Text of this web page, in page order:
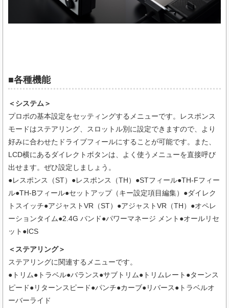
■各種機能
＜システム＞
プロポの基本設定をセッティングするメニューです。レスポンス
モードはステアリング、スロットル別に設定できますので、より
好みに合わせたドライブフィールにすることが可能です。また、
LCD横にあるダイレクトボタンは、よく使うメニューを直接呼び
出せます。ぜひ設定しましょう。
●レスポンス（ST）●レスポンス（TH）●STフィール●TH-Fフィー
ル●TH-Bフィール●セットアップ（キー設定項目編集）●ダイレク
トスイッチ●アジャストVR（ST）●アジャストVR（TH）●オペレ
ーションタイム●2.4G バンド●パワーマネージ メント●オールリセ
ット●ICS
＜ステアリング＞
ステアリングに関連するメニューです。
●トリム●トラベル●バランス●サブトリム●トリムレート●ターンス
ピード●リターンスピード●パンチ●カーブ●リバース●トラベルオ
ーバーライド